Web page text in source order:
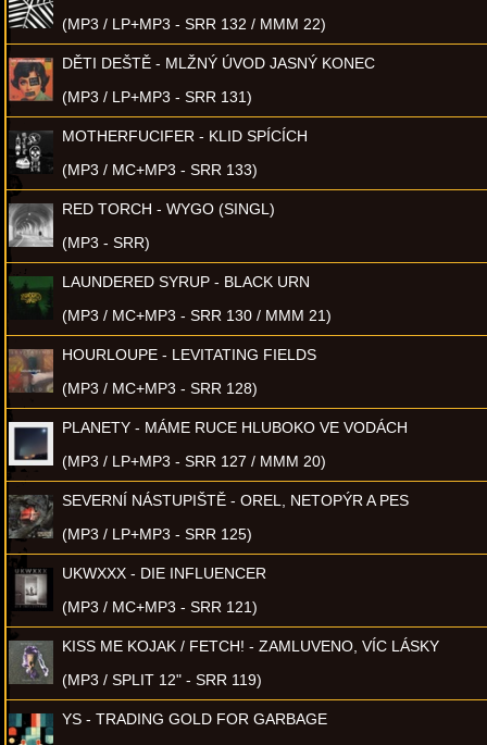
(MP3 / LP+MP3 - SRR 132 / MMM 22)
DĚTI DEŠTĚ - MLŽNÝ ÚVOD JASNÝ KONEC
(MP3 / LP+MP3 - SRR 131)
MOTHERFUCIFER - KLID SPÍCÍCH
(MP3 / MC+MP3 - SRR 133)
RED TORCH - WYGO (SINGL)
(MP3 - SRR)
LAUNDERED SYRUP - BLACK URN
(MP3 / MC+MP3 - SRR 130 / MMM 21)
HOURLOUPE - LEVITATING FIELDS
(MP3 / MC+MP3 - SRR 128)
PLANETY - MÁME RUCE HLUBOKO VE VODÁCH
(MP3 / LP+MP3 - SRR 127 / MMM 20)
SEVERNÍ NÁSTUPIŠTĚ - OREL, NETOPÝR A PES
(MP3 / LP+MP3 - SRR 125)
UKWXXX - DIE INFLUENCER
(MP3 / MC+MP3 - SRR 121)
KISS ME KOJAK / FETCH! - ZAMLUVENO, VÍC LÁSKY
(MP3 / SPLIT 12" - SRR 119)
YS - TRADING GOLD FOR GARBAGE